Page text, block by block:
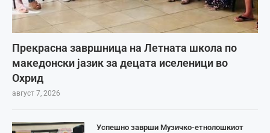
Прекрасна завршница на Летната школа по
македонски јазик за децата иселеници во
Охрид
август 7, 2026
Успешно заврши Музичко-етнолошкиот